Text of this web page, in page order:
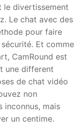
le divertissement
Le chat avec des
pour faire
Et comme
CamRound est
une different
de chat vidéo
non
inconnus, mais
un centime.